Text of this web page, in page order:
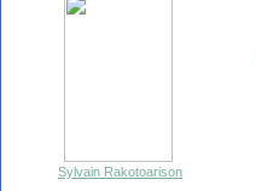
Sylvain Rakotoarison